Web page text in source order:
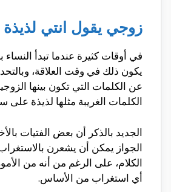
زوجي يقول انتي لذيذة
في أوقات كثيرة عندما تبدأ النساء
يكون ذلك في وقت العلاقة،
عن الكلمات التي تكون بينها
الكلمات الغريبة مثلها لذيذة على
الجديد بالذكر أن بعض الفتيات
الجواز يمكن أن يشعرن
الكلام، على الرغم من أنه من
أي استغراب من الأساس.